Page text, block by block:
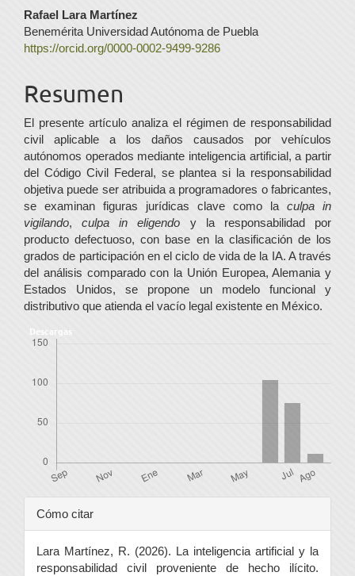
Contenido
principal
artículo
Rafael Lara Martínez
Benemérita Universidad Autónoma de Puebla
https://orcid.org/0000-0002-9499-9286
Resumen
El presente artículo analiza el régimen de responsabilidad
civil aplicable a los daños causados por vehículos
autónomos operados mediante inteligencia artificial, a partir
del Código Civil Federal, se plantea si la responsabilidad
objetiva puede ser atribuida a programadores o fabricantes,
se examinan figuras jurídicas clave como la culpa in
vigilando,culpa in eligendo y la responsabilidad por
producto defectuoso, con base en la clasificación de los
grados de participación en el ciclo de vida de la IA. A través
del análisis comparado con la Unión Europea, Alemania y
Estados Unidos, se propone un modelo funcional y
distributivo que atienda el vacío legal existente en México.
Descargas
Detalles
del
artículo
Cómo citar
Lara Martínez, R. (2026). La inteligencia artificial y la
responsabilidad civil proveniente de hecho ilícito.